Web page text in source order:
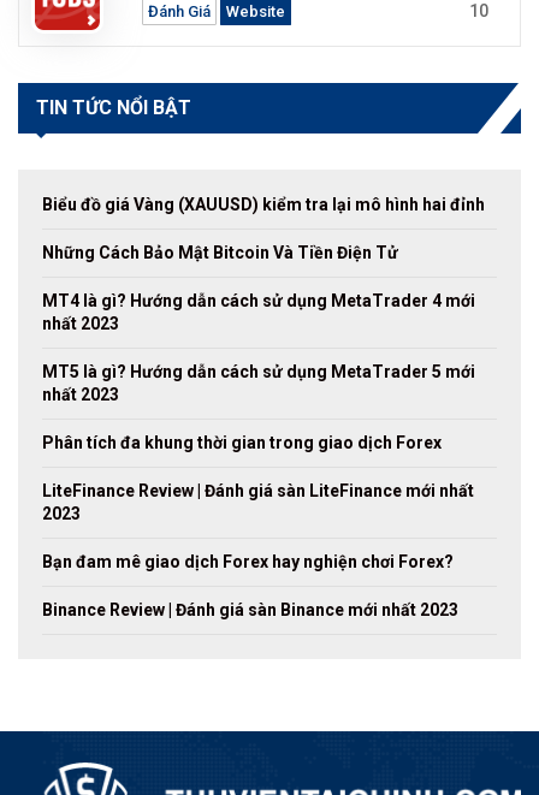
Đánh Giá Website 10
TIN TỨC NỔI BẬT
Biểu đồ giá Vàng (XAUUSD) kiểm tra lại mô hình hai đỉnh
Những Cách Bảo Mật Bitcoin Và Tiền Điện Tử
MT4 là gì? Hướng dẫn cách sử dụng MetaTrader 4 mới
nhất 2023
MT5 là gì? Hướng dẫn cách sử dụng MetaTrader 5 mới
nhất 2023
Phân tích đa khung thời gian trong giao dịch Forex
LiteFinance Review | Đánh giá sàn LiteFinance mới nhất
2023
Bạn đam mê giao dịch Forex hay nghiện chơi Forex?
Binance Review | Đánh giá sàn Binance mới nhất 2023